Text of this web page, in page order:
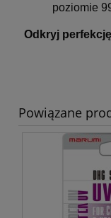
poziomie
Odkryj
Powiązane